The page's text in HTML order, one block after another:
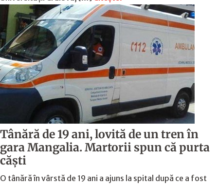
Tânără de 19 ani, lovită de un tren în
gara Mangalia. Martorii spun că purta
căști
O tânără în vârstă de 19 ani a ajuns la spital după ce a fost